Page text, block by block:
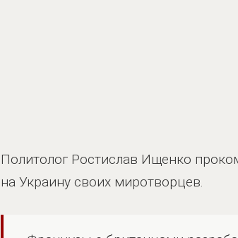
Политолог Ростислав Ищенко
на Украину своих миротворцев.